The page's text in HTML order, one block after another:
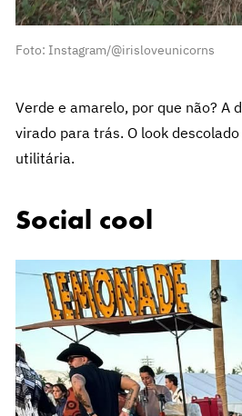
Foto: Instagram/@irisloveunicorns
Verde e amarelo, por que não? A
virado para trás. O look
utilitária.
Social cool